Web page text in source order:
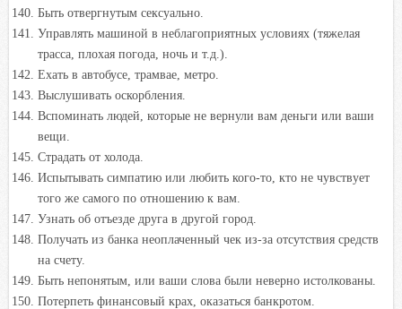
Быть отвергнутым сексуально.
Управлять машиной в неблагоприятных условиях (тяжелая
трасса, плохая погода, ночь и т.д.).
Ехать в автобусе, трамвае, метро.
Выслушивать оскорбления.
Вспоминать людей, которые не вернули вам деньги или ваши
вещи.
Страдать от холода.
Испытывать симпатию или любить кого-то, кто не чувствует
того же самого по отношению к вам.
Узнать об отъезде друга в другой город.
Получать из банка неоплаченный чек из-за отсутствия средств
на счету.
Быть непонятым, или ваши слова были неверно истолкованы.
Потерпеть финансовый крах, оказаться банкротом.